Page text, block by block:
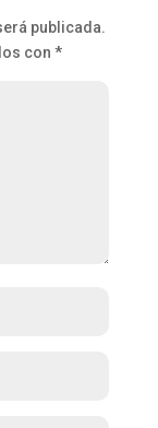
publicada.
con *